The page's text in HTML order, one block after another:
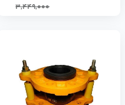
3,449,000